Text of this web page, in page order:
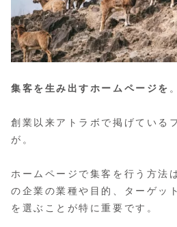
集客を生み出すホームページを 。
創業以来アトラボで掲げている
が。
ホームページで集客を行う方法
の企業の業種や目的、ターゲッ
を選ぶことが特に重要です。